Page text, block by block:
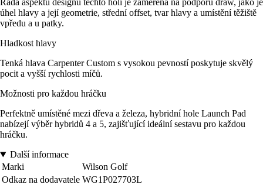
Řada aspektů designu těchto holí je zaměřena na podporu draw, jako je
úhel hlavy a její geometrie, střední offset, tvar hlavy a umístění těžiště
vpředu a u patky.
Hladkost hlavy
Tenká hlava Carpenter Custom s vysokou pevností poskytuje skvělý
pocit a vyšší rychlosti míčů.
Možnosti pro každou hráčku
Perfektně umístěné mezi dřeva a železa, hybridní hole Launch Pad
nabízejí výběr hybridů 4 a 5, zajišťující ideální sestavu pro každou
hráčku.
Další informace
Marki
Wilson Golf
Odkaz na dodavatele WG1P027703L